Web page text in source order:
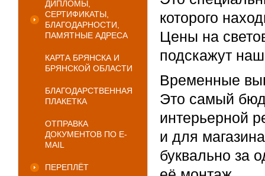
ДИПЛОМЫ,
СЕРТИФИКАТЫ,
БЛАГОДАРНОСТИ,
ПАМЯТНЫЕ АДРЕСА
КАРТА БРЯНСКА И
БРЯНСКОЙ ОБЛАСТИ
БЛАГОДАРСТВЕННАЯ
ПЛАКЕТКА
ОТПРАВКА
ДОКУМЕНТОВ ПО E-
MAIL
ПЕРЕПЛЁТ
которого
Цены на
подскажут
Временные
Это самый
интерьерной
и для
буквально за